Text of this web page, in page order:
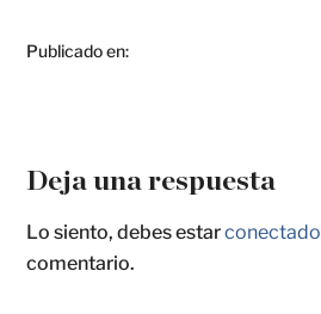
Publicado en:
Deja una respuesta
Lo siento, debes estarconectado
comentario.